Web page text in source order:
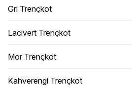
Gri Trençkot
Lacivert Trençkot
Mor Trençkot
Kahverengi Trençkot